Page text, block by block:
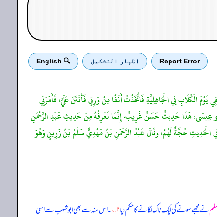
Report Error اظهار التشكيل 🔍 English
يَوْمَ الْكُلَابِ فِي الْجَاهِلِيَّةِ فَاتَّخَذْتُ أَنْفًا مِنْ وَرِقٍ فَأَنْتَنَ عَلَيَّ، فَأَمَرَنِي
عِيسَى: هَذَا حَدِيثٌ حَسَنٌ غَرِيبٌ، إِنَّمَا نَعْرِفُهُ مِنْ حَدِيثِ عَبْدِ الرَّحْمَنِ
الْحَدِيثِ حُجَّةٌ لَهُمْ، وقَالَ عَبْدُ الرَّحْمَنِ بْنُ مَهْدِيٍّ سَلْمُ بْنُ زَرِينٍ وَهُوَ
نے مجھے سونے کی ایک ناک لگانے کا حکم دیا۲؎ ۔ اس سند سے بھی ابوشہب سے اسی